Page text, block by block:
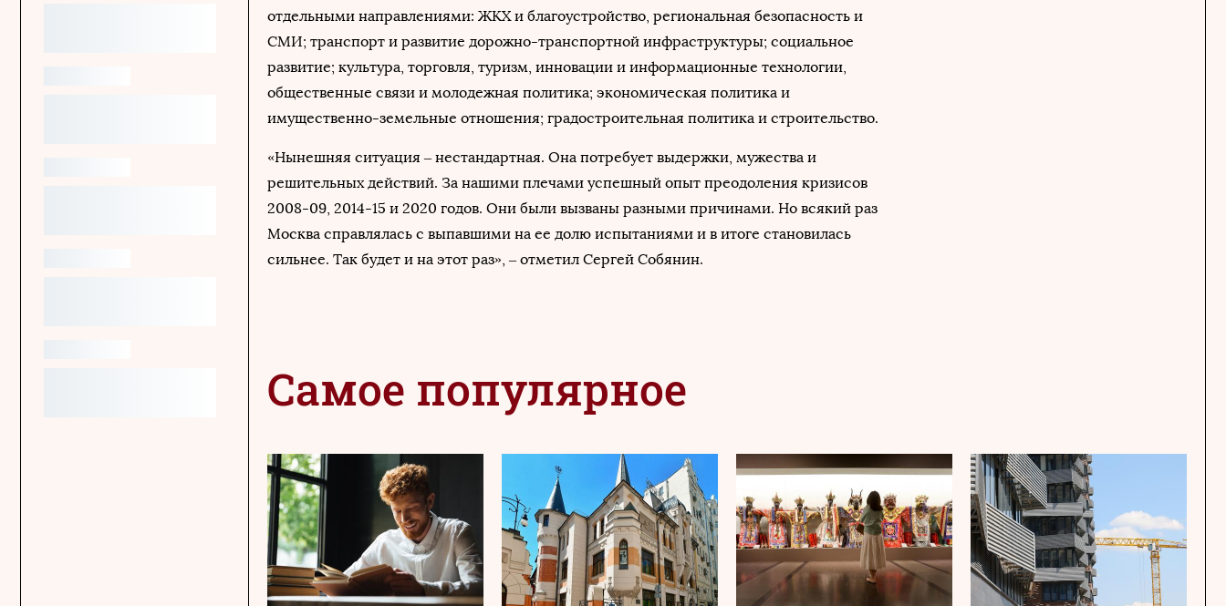
отдельными направлениями: ЖКХ и благоустройство, региональная безопасность и
СМИ; транспорт и развитие дорожно-транспортной инфраструктуры; социальное
развитие; культура, торговля, туризм, инновации и информационные технологии,
общественные связи и молодежная политика; экономическая политика и
имущественно-земельные отношения; градостроительная политика и строительство.
«Нынешняя ситуация – нестандартная. Она потребует выдержки, мужества и
решительных действий. За нашими плечами успешный опыт преодоления кризисов
2008-09, 2014-15 и 2020 годов. Они были вызваны разными причинами. Но всякий раз
Москва справлялась с выпавшими на ее долю испытаниями и в итоге становилась
сильнее. Так будет и на этот раз», – отметил Сергей Собянин.
Самое популярное